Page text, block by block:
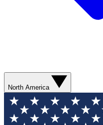
North America